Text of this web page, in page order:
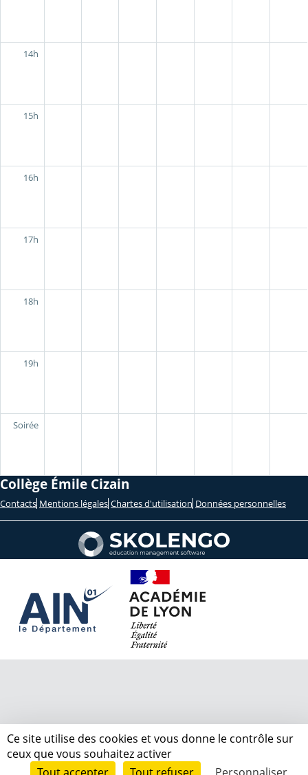
14h
15h
16h
17h
18h
19h
Soirée
Collège Émile Cizain
Contacts Mentions légales Chartes d'utilisation Données personnelles
Ce site utilise des cookies et vous donne le contrôle sur
ceux que vous souhaitez activer